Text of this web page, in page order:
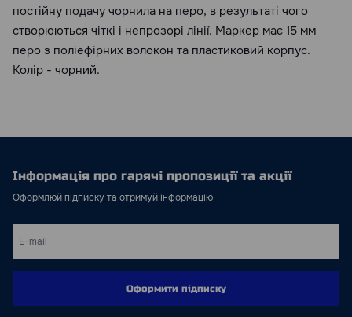
постійну подачу чорнила на перо, в результаті чого
створюються чіткі і непрозорі лінії. Маркер має 15 мм
перо з поліефірних волокон та пластиковий корпус.
Колір - чорний.
Інформація про гарячі пропозиції та акції
Оформлюй підписку та отримуй інформацію
Оформити підписку